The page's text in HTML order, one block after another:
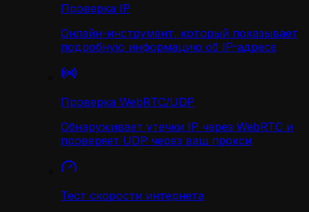
Проверка IP
Онлайн-инструмент, который показывает
подробную информацию об IP-адресе
Проверка WebRTC/UDP
Обнаруживает утечки IP через WebRTC и
проверяет UDP через ваш прокси
Тест скорости интернета